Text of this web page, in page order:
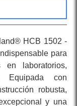
HCB 1502 -
para
laboratorios,
Equipada con
robusta,
y una